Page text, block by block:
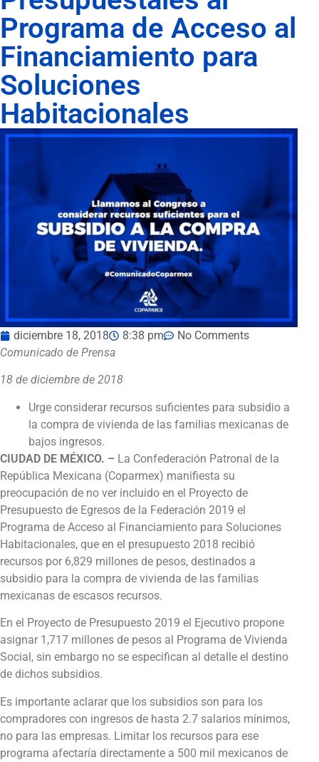
Programa de Acceso al
Financiamiento para
Soluciones
Habitacionales
diciembre 18, 2018 8:38 pm
No Comments
Comunicado de Prensa
18 de diciembre de 2018
Urge considerar recursos suficientes para subsidio a
la compra de vivienda de las familias mexicanas de
bajos ingresos.
CIUDAD DE MÉXICO. – La Confederación Patronal de la
República Mexicana (Coparmex) manifiesta su
preocupación de no ver incluido en el Proyecto de
Presupuesto de Egresos de la Federación 2019 el
Programa de Acceso al Financiamiento para Soluciones
Habitacionales, que en el presupuesto 2018 recibió
recursos por 6,829 millones de pesos, destinados a
subsidio para la compra de vivienda de las familias
mexicanas de escasos recursos.
En el Proyecto de Presupuesto 2019 el Ejecutivo propone
asignar 1,717 millones de pesos al Programa de Vivienda
Social, sin embargo no se especifican al detalle el destino
de dichos subsidios.
Es importante aclarar que los subsidios son para los
compradores con ingresos de hasta 2.7 salarios mínimos,
no para las empresas. Limitar los recursos para ese
programa afectaría directamente a 500 mil mexicanos de